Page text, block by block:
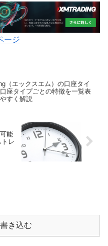
ージ
（エックスエム）の口座タイ
座タイプごとの特徴を一覧表
すく解説
能
レ
き込む